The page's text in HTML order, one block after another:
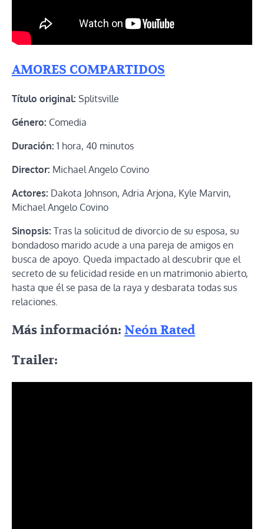
AMORES COMPARTIDOS
Título original: Splitsville
Género: Comedia
Duración: 1 hora, 40 minutos
Director: Michael Angelo Covino
Actores: Dakota Johnson, Adria Arjona, Kyle Marvin,
Michael Angelo Covino
Sinopsis: Tras la solicitud de divorcio de su esposa, su
bondadoso marido acude a una pareja de amigos en
busca de apoyo. Queda impactado al descubrir que el
secreto de su felicidad reside en un matrimonio abierto,
hasta que él se pasa de la raya y desbarata todas sus
relaciones.
Más información: Neón Rated
Trailer: